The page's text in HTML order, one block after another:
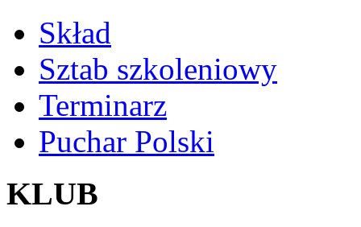
Skład
Sztab szkoleniowy
Terminarz
Puchar Polski
KLUB